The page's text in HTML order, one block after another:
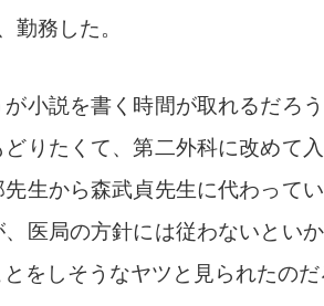
勤務した。
小説を書く時間が取れるだろ
りたくて、第二外科に改めて
生から森武貞先生に代わって
医局の方針には従わないとい
をしそうなヤツと見られたのだ